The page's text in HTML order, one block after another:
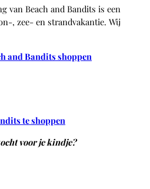
van Beach and Bandits is een
, zee- en strandvakantie. Wij
and Bandits shoppen
te shoppen
voor je kindje?